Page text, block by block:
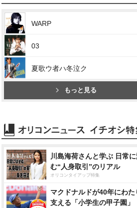
WARP
03
夏歌ウ者ハ冬泣ク
もっと見る
川島海荷さんと学ぶ 日常
む“人身取引”のリアル
オリコンタイアップ特集
マクドナルドが40年にわた
支える「小学生の甲子園」